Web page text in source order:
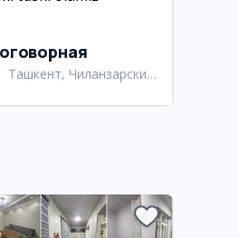
Ташкент, Чиланзарский